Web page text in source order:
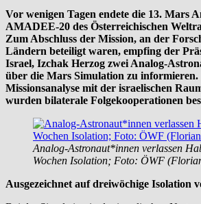
Vor wenigen Tagen endete die 13. Mars
AMADEE-20 des Österreichischen
Zum Abschluss der Mission, an der
Ländern beteiligt waren, empfing der
Israel, Izchak Herzog zwei Analog-
über die Mars Simulation zu
Missionsanalyse mit der israelischen
wurden bilaterale Folgekooperationen
Analog-Astronaut*innen verlassen
Wochen Isolation; Foto: ÖWF
Ausgezeichnet auf dreiwöchige Isolation